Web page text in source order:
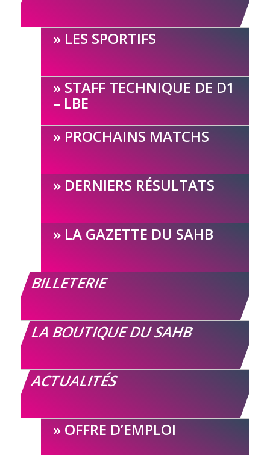
LES SPORTIFS
STAFF TECHNIQUE DE D1
– LBE
PROCHAINS MATCHS
DERNIERS RÉSULTATS
LA GAZETTE DU SAHB
BILLETERIE
LA BOUTIQUE DU SAHB
ACTUALITÉS
OFFRE D’EMPLOI